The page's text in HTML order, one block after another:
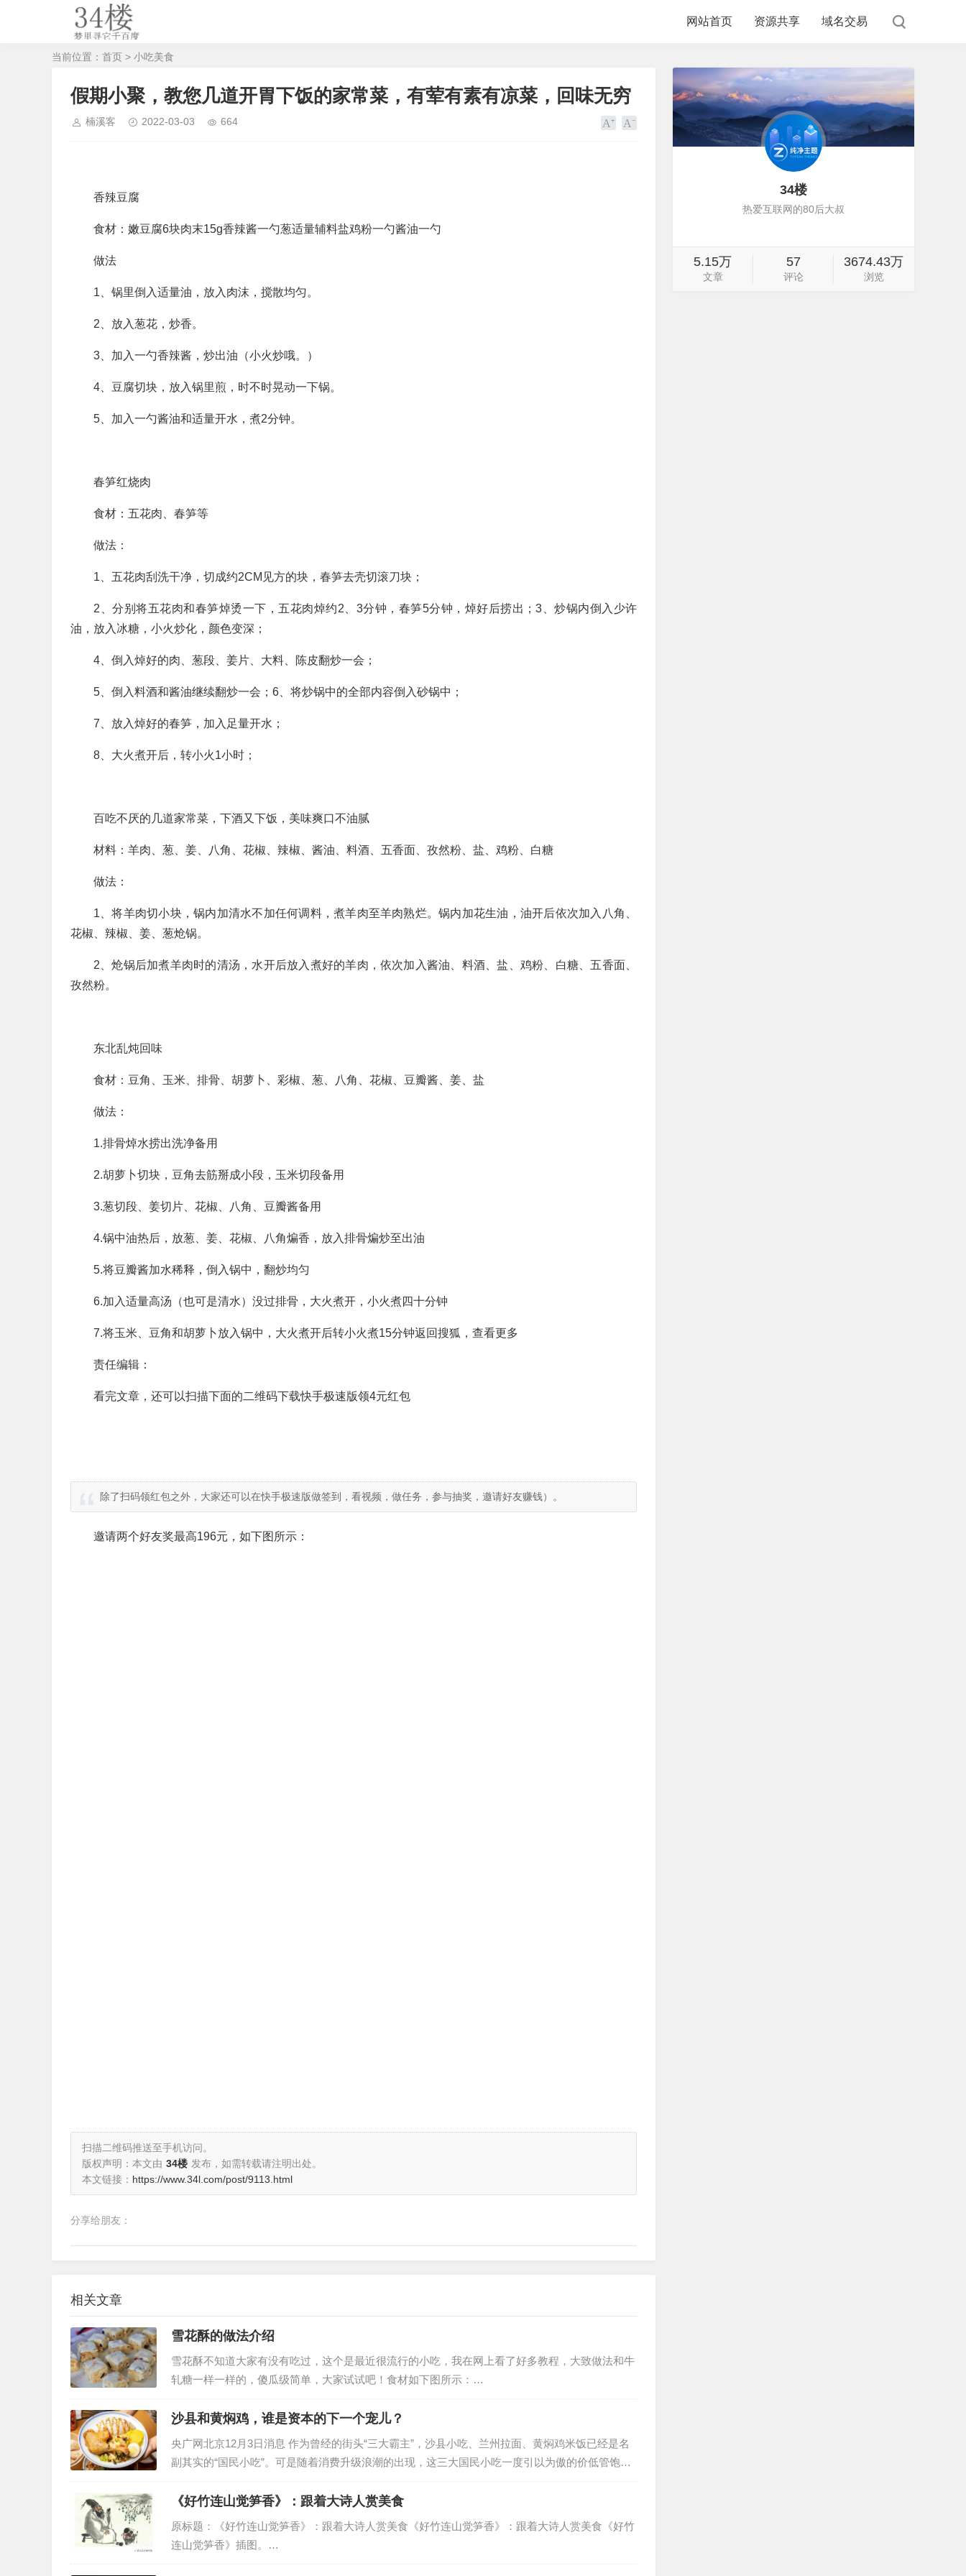
网站首页 资源共享 域名交易
当前位置： 首页 > 小吃美食
假期小聚，教您几道开胃下饭的家常菜，有荤有素有凉菜，回味无穷
楠溪客 2022-03-03 664
香辣豆腐
食材：嫩豆腐6块肉末15g香辣酱一勺葱适量辅料盐鸡粉一勺酱油一勺
做法
1、锅里倒入适量油，放入肉沫，搅散均匀。
2、放入葱花，炒香。
3、加入一勺香辣酱，炒出油（小火炒哦。）
4、豆腐切块，放入锅里煎，时不时晃动一下锅。
5、加入一勺酱油和适量开水，煮2分钟。
春笋红烧肉
食材：五花肉、春笋等
做法：
1、五花肉刮洗干净，切成约2CM见方的块，春笋去壳切滚刀块；
2、分别将五花肉和春笋焯烫一下，五花肉焯约2、3分钟，春笋5分钟，焯好后捞出；3、炒锅内倒入少许
油，放入冰糖，小火炒化，颜色变深；
4、倒入焯好的肉、葱段、姜片、大料、陈皮翻炒一会；
5、倒入料酒和酱油继续翻炒一会；6、将炒锅中的全部内容倒入砂锅中；
7、放入焯好的春笋，加入足量开水；
8、大火煮开后，转小火1小时；
百吃不厌的几道家常菜，下酒又下饭，美味爽口不油腻
材料：羊肉、葱、姜、八角、花椒、辣椒、酱油、料酒、五香面、孜然粉、盐、鸡粉、白糖
做法：
1、将羊肉切小块，锅内加清水不加任何调料，煮羊肉至羊肉熟烂。锅内加花生油，油开后依次加入八角、
花椒、辣椒、姜、葱炝锅。
2、炝锅后加煮羊肉时的清汤，水开后放入煮好的羊肉，依次加入酱油、料酒、盐、鸡粉、白糖、五香面、
孜然粉。
东北乱炖回味
食材：豆角、玉米、排骨、胡萝卜、彩椒、葱、八角、花椒、豆瓣酱、姜、盐
做法：
1.排骨焯水捞出洗净备用
2.胡萝卜切块，豆角去筋掰成小段，玉米切段备用
3.葱切段、姜切片、花椒、八角、豆瓣酱备用
4.锅中油热后，放葱、姜、花椒、八角煸香，放入排骨煸炒至出油
5.将豆瓣酱加水稀释，倒入锅中，翻炒均匀
6.加入适量高汤（也可是清水）没过排骨，大火煮开，小火煮四十分钟
7.将玉米、豆角和胡萝卜放入锅中，大火煮开后转小火煮15分钟返回搜狐，查看更多
责任编辑：
看完文章，还可以扫描下面的二维码下载快手极速版领4元红包
除了扫码领红包之外，大家还可以在快手极速版做签到，看视频，做任务，参与抽奖，邀请好友赚钱）。
邀请两个好友奖最高196元，如下图所示：
扫描二维码推送至手机访问。
版权声明：本文由 34楼 发布，如需转载请注明出处。
本文链接： https://www.34l.com/post/9113.html
分享给朋友：
相关文章
雪花酥的做法介绍
雪花酥不知道大家有没有吃过，这个是最近很流行的小吃，我在网上看了好多教程，大致做法和牛
轧糖一样一样的，傻瓜级简单，大家试试吧！食材如下图所示：…
沙县和黄焖鸡，谁是资本的下一个宠儿？
央广网北京12月3日消息 作为曾经的街头“三大霸主”，沙县小吃、兰州拉面、黄焖鸡米饭已经是名
副其实的“国民小吃”。可是随着消费升级浪潮的出现，这三大国民小吃一度引以为傲的价低管饱优
势逐渐丧失了。近年来，一股创新升级风潮终于在这三大赛道中刮起…
《好竹连山觉笋香》：跟着大诗人赏美食
原标题：《好竹连山觉笋香》：跟着大诗人赏美食《好竹连山觉笋香》：跟着大诗人赏美食《好竹
连山觉笋香》插图。…
34楼
热爱互联网的80后大叔
5.15万
文章
57
评论
3674.43万
浏览